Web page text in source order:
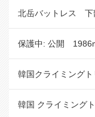
北岳バットレス 下
保護中: 公開
韓国クライミング
韓国 クライミング